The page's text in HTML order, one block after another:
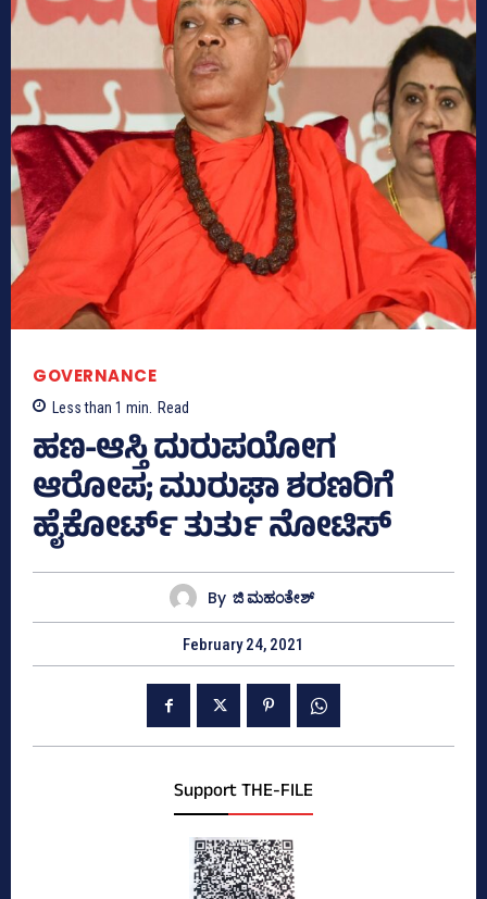
GOVERNANCE
Less than 1 min. Read
ಹಣ-ಆಸ್ತಿ ದುರುಪಯೋಗ
ಆರೋಪ; ಮುರುಘಾ ಶರಣರಿಗೆ
ಹೈಕೋರ್ಟ್ ತುರ್ತು ನೋಟಿಸ್
By ಜಿ ಮಹಂತೇಶ್
February 24, 2021
Support THE-FILE